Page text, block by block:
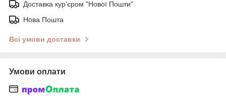
Доставка кур'єром "Нової Пошти"
Нова Пошта
Всі умови доставки
Умови оплати